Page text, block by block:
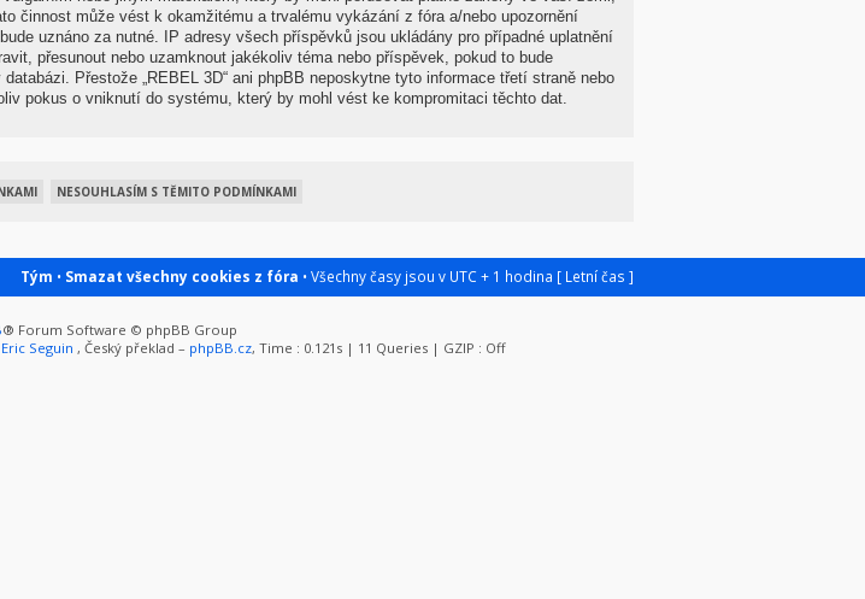
činnost může vést k okamžitému a trvalému vykázání z fóra a/nebo upozornění
uznáno za nutné. IP adresy všech příspěvků jsou ukládány pro případné uplatnění
přesunout nebo uzamknout jakékoliv téma nebo příspěvek, pokud to bude
Přestože „REBEL 3D“ ani phpBB neposkytne tyto informace třetí straně nebo
pokus o vniknutí do systému, který by mohl vést ke kompromitaci těchto dat.
Tým • Smazat všechny cookies z fóra • Všechny časy jsou v UTC + 1 hodina [ Letní čas ]
® Forum Software © phpBB Group
Eric Seguin , Český překlad – phpBB.cz, Time : 0.121s | 11 Queries | GZIP : Off